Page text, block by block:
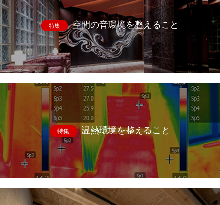
特集 空間の音環境を整えること
特集 温熱環境を整えること